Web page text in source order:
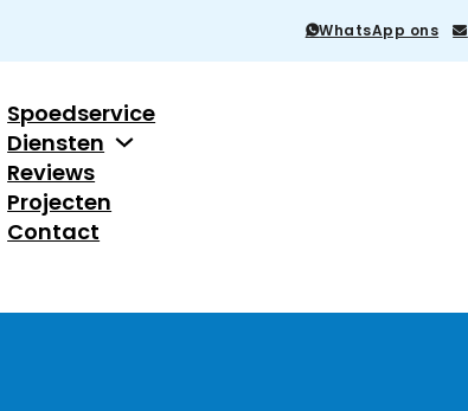
WhatsApp ons
Spoedservice
Diensten
Reviews
Projecten
Contact